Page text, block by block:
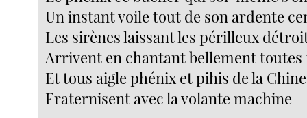
Un instant voile tout de son ardente
Les sirènes laissant les périlleux
Arrivent en chantant bellement
Et tous aigle phénix et pihis de la Chine
Fraternisent avec la volante machine